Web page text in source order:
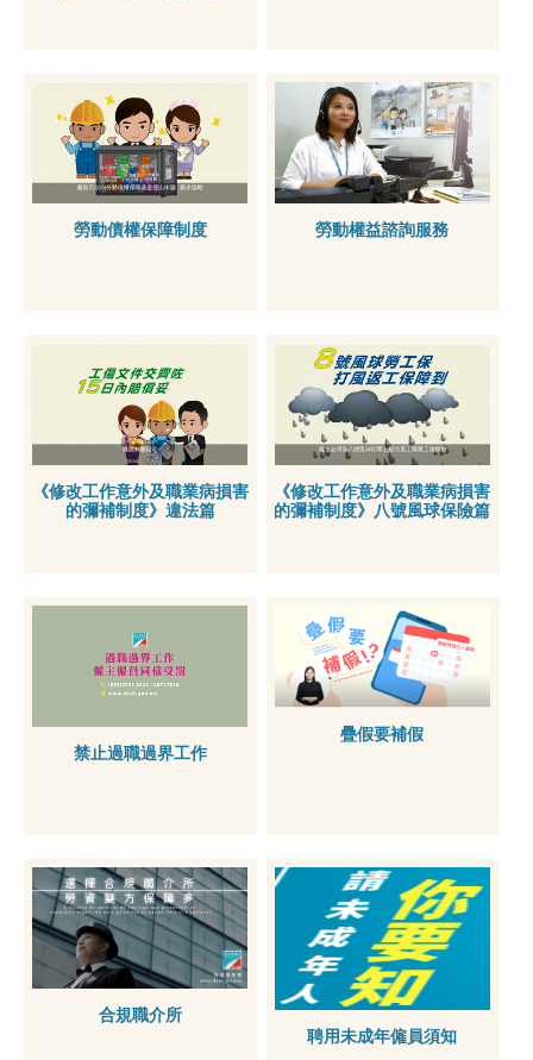
勞動債權保障制度 勞動權益諮詢服務
《修改工作意外及職業病損害
的彌補制度》違法篇
《修改工作意外及職業病損害
的彌補制度》八號風球保險篇
禁止過職過界工作
疊假要補假
合規職介所
聘用未成年僱員須知